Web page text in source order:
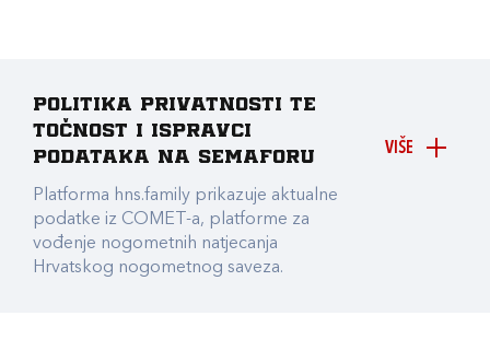
VIŠE
Politika privatnosti te
točnost i ispravci
podataka na Semaforu
Platforma hns.family prikazuje aktualne
podatke iz COMET-a, platforme za
vođenje nogometnih natjecanja
Hrvatskog nogometnog saveza.